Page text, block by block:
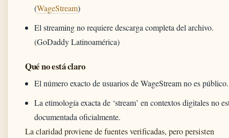
(WageStream)
El streaming no requiere descarga completa del archivo.
(GoDaddy Latinoamérica)
Qué no está claro
El número exacto de usuarios de WageStream no es público.
La etimología exacta de ‘stream’ en contextos digitales no
documentada oficialmente.
La claridad proviene de fuentes verificadas, pero persisten